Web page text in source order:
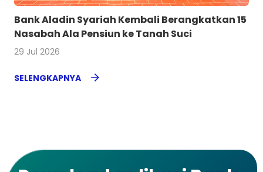
Bank Aladin Syariah Kembali Berangkatkan 15
Nasabah Ala Pensiun ke Tanah Suci
29 Jul 2026
SELENGKAPNYA